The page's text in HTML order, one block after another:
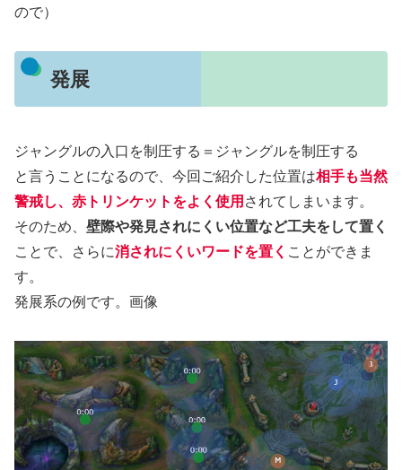
ので）
発展
ジャングルの入口を制圧する＝ジャングルを制圧する
と言うことになるので、今回ご紹介した位置は相手も当然
警戒し、赤トリンケットをよく使用 されてしまいます。
そのため、 壁際や発見されにくい位置など工夫をして置く
ことで、さらに消されにくいワードを置く ことができま
す。
発展系の例です。画像